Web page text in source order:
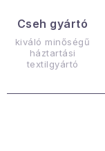
n
Cseh gyártó
kiváló minőségű
háztartási
textilgyártó